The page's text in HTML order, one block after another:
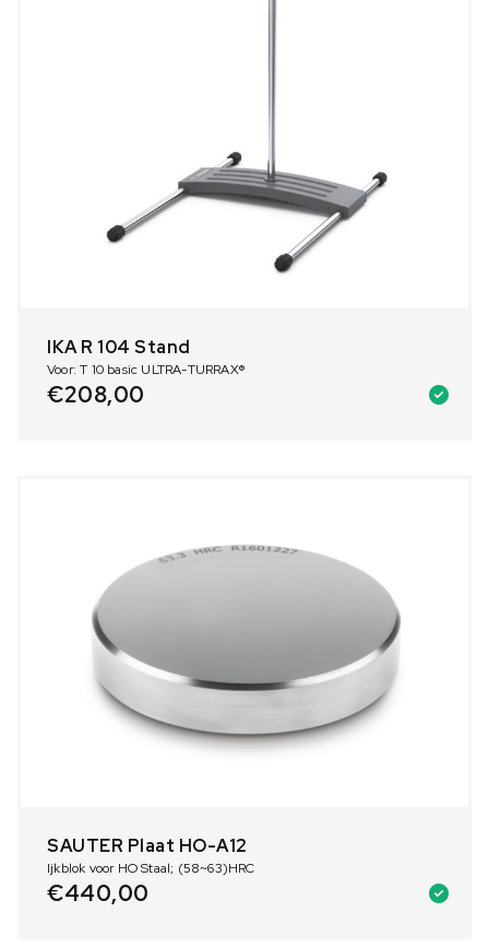
IKA R 104 Stand
Voor: T 10 basic ULTRA-TURRAX®
€208,00
SAUTER Plaat HO-A12
Ijkblok voor HO Staal; (58~63)HRC
€440,00